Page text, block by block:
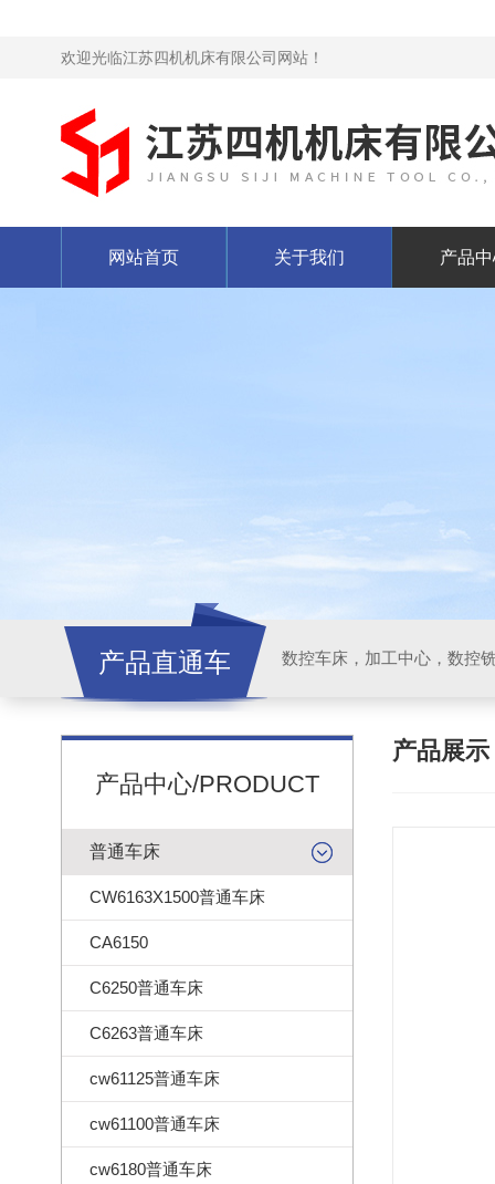
欢迎光临江苏四机机床有限公司网站！
网站首页 关于我们 产品
产品直通车
产品中心/PRODUCT
普通车床
CW6163X1500普通车床
CA6150
C6250普通车床
C6263普通车床
cw61125普通车床
cw61100普通车床
cw6180普通车床
产品展示